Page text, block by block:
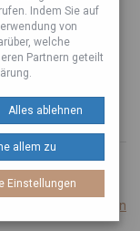
s. r. o.
Cookie-Einstellungen
Indem Sie auf
von
welche
Partnern geteilt
Alles ablehnen
allem zu
Einstellungen